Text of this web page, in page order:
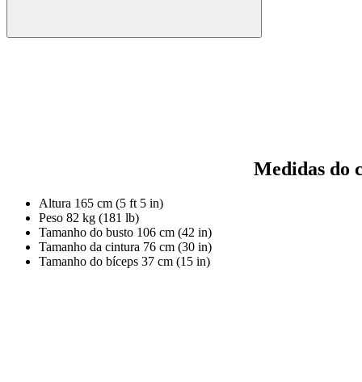
Medidas do
Altura 165 cm (5 ft 5 in)
Peso 82 kg (181 lb)
Tamanho do busto 106 cm (42 in)
Tamanho da cintura 76 cm (30 in)
Tamanho do bíceps 37 cm (15 in)